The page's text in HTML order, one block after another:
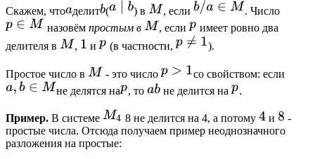
Скажем, что
делит ( ) в , если
. Число
назовём простым в , если
имеет ровно два
делителя в
, и (в частности, ).
Простое число в - это число
со свойством: если
не делятся на
, то не делится на .
Пример. В системе 8 не делится на 4, а потому и
-
простые числа. Отсюда получаем пример неоднозначного
разложения на простые: